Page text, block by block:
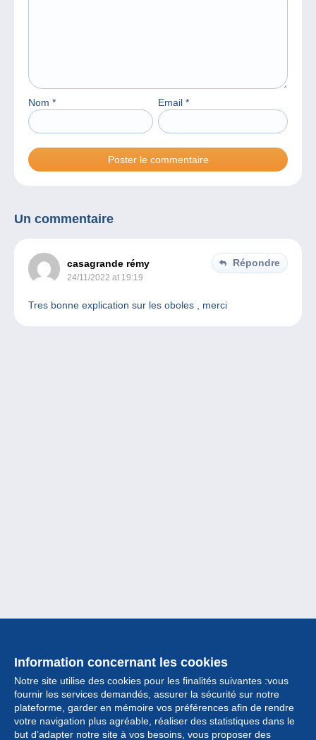
Nom * Email *
Un commentaire
casagrande rémy
24/11/2022 at 19:19
Répondre
Tres bonne explication sur les oboles , merci
Information concernant les cookies
Notre site utilise des cookies pour les finalités suivantes :vous
fournir les services demandés, assurer la sécurité sur notre
plateforme, garder en mémoire vos préférences afin de rendre
votre navigation plus agréable, réaliser des statistiques dans le
but d’adapter notre site à vos besoins, vous proposer des